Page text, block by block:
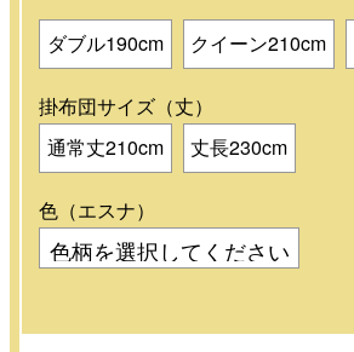
ダブル190cm クイーン210cm
掛布団サイズ（丈）
通常丈210cm
丈長230cm
色（エスナ）